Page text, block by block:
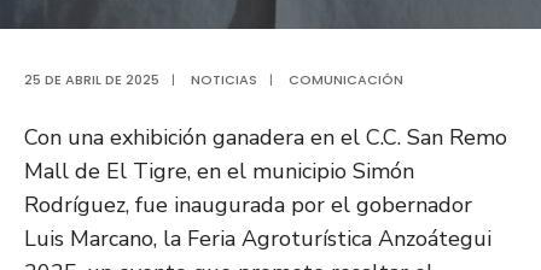
25 DE ABRIL DE 2025 | NOTICIAS | COMUNICACIÓN
Con una exhibición ganadera en el C.C. San Remo
Mall de El Tigre, en el municipio Simón
Rodríguez, fue inaugurada por el gobernador
Luis Marcano, la Feria Agroturística Anzoátegui